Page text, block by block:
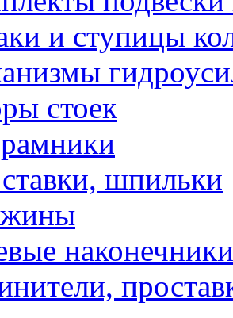
и ступицы
стоек
шпильки
наконечники